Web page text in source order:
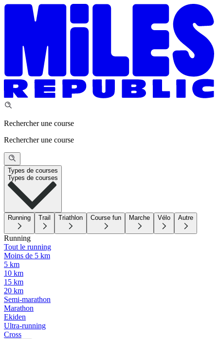
Rechercher une course
Rechercher une course
Types de courses
Types de courses
Running Trail Triathlon Course fun Marche Vélo Autre
Running
Tout le running
Moins de 5 km
5 km
10 km
15 km
20 km
Semi-marathon
Marathon
Ekiden
Ultra-running
Cross